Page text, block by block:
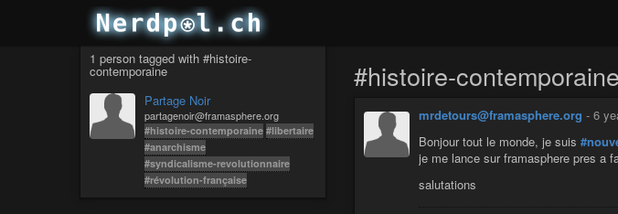
1 person tagged with #histoire-
contemporaine
Partage Noir
partagenoir@framasphere.org
#histoire-contemporaine #libertaire
#anarchisme
#syndicalisme-revolutionnaire
#révolution-française
#histoire-contemporaine
mrdetours@framasphere.org - 6
Bonjour tout le monde, je suis
je me lance sur framasphere pres a
salutations